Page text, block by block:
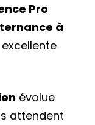
Pro
à
évolue
attendent